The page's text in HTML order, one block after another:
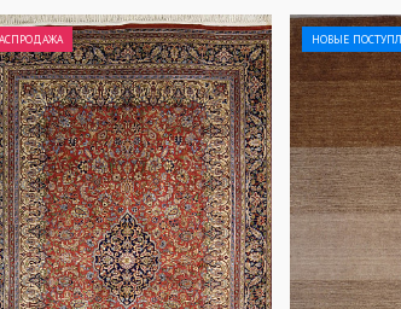
НОВЫЕ